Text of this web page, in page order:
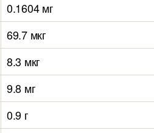
0.1604 мг
69.7 мкг
8.3 мкг
9.8 мг
0.9 г